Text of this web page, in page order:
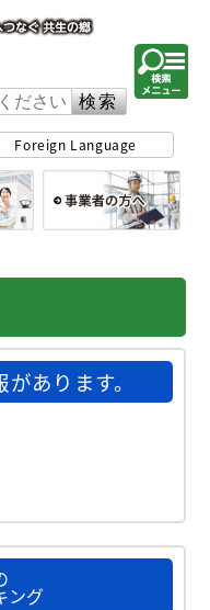
Foreign Language
あります。
ング